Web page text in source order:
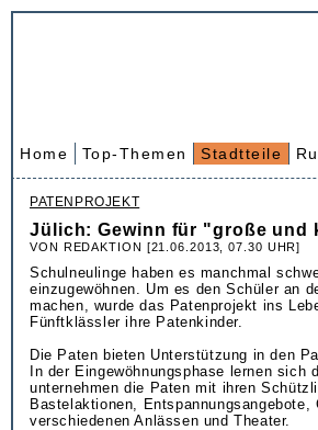
Home Top-Themen Stadtteile
PATENPROJEKT
Jülich: Gewinn für "große und
VON REDAKTION [21.06.2013, 07.30 UHR]
Schulneulinge haben es manchmal
einzugewöhnen. Um es den Schüler an
machen, wurde das Patenprojekt ins
Fünftklässler ihre Patenkinder.
Die Paten bieten Unterstützung in den
In der Eingewöhnungsphase lernen
unternehmen die Paten mit ihren
Bastelaktionen,
verschiedenen Anlässen und Theater.